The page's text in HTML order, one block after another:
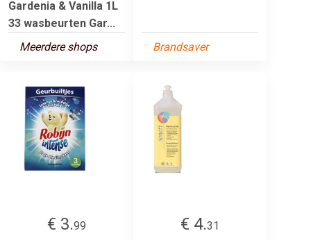
Gardenia & Vanilla 1L
33 wasbeurten Gar...
Meerdere shops
Brandsaver
€ 3.99
€ 4.31